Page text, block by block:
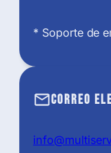
* Soporte de
Correo